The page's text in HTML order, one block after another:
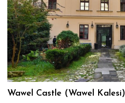
Wawel Castle (Wawel Kalesi)